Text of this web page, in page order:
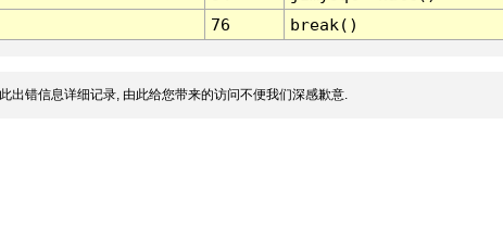
76 break()
出错信息详细记录, 由此给您带来的访问不便我们深感歉意.